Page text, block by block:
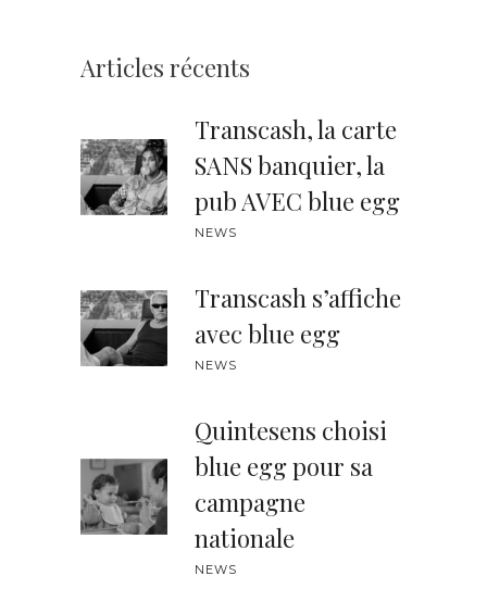
Articles récents
Transcash, la carte
SANS banquier, la
pub AVEC blue egg
NEWS
Transcash s’affiche
avec blue egg
NEWS
Quintesens choisi
blue egg pour sa
campagne
nationale
NEWS